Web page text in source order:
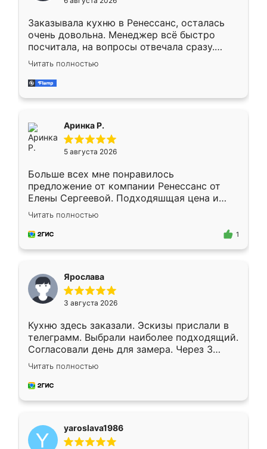
мебели буду заказывать только здесь.
Заказывала кухню в Ренессанс, осталась
очень довольна. Менеджер всё быстро
посчитала, на вопросы отвечала сразу.
Замерщик приехал в субботу, подошёл к
делу со всей ответственностью. Собрали
за день, ребята работали аккуратно, даже
Читать полностью
Аринка Р.
5 августа 2026
Больше всех мне понравилось
предложение от компании Ренессанс от
Елены Сергеевой. Подходяшщая цена и
короткие сроки изготовления. Приехавший
для замера сотрудник Владислав
предложил по моему эскизу самый
Читать полностью
1
Ярослава
3 августа 2026
Кухню здесь заказали. Эскизы прислали в
телеграмм. Выбрали наиболее подходящий.
Согласовали день для замера. Через 3
недели кухня была уже готова. Остались
довольны работой. Спасибо Ренессанс
мебель за качественную работу!
Читать полностью
yaroslava1986